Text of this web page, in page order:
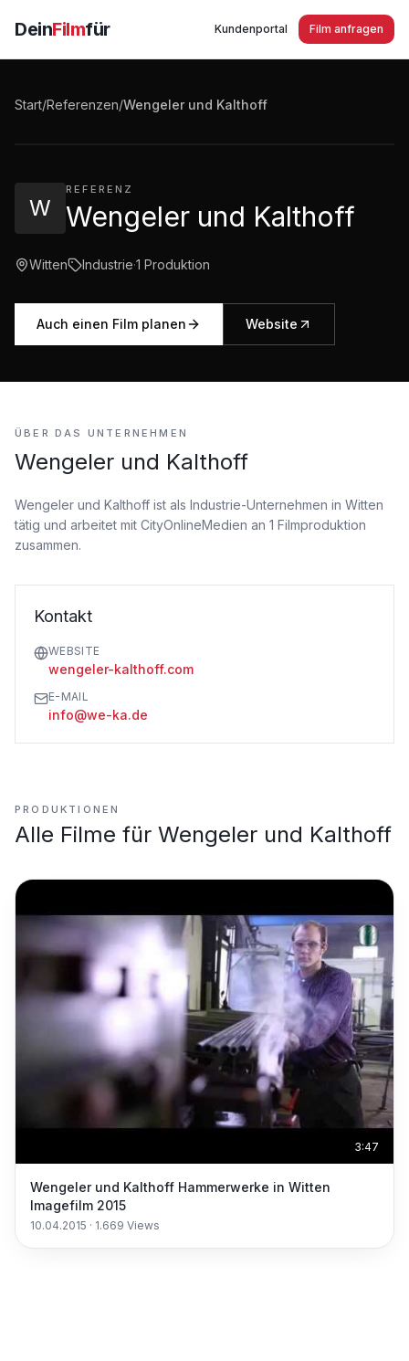
DeinFilmfür Kundenportal Film anfragen
Start/Referenzen/Wengeler und Kalthoff
W
REFERENZ
Wengeler und Kalthoff
Witten Industrie·1 Produktion
Auch einen Film planen Website
Imagefilm 2015
ÜBER DAS UNTERNEHMEN
Wengeler und Kalthoff
Wengeler und Kalthoff ist als Industrie-Unternehmen in Witten
tätig und arbeitet mit CityOnlineMedien an 1 Filmproduktion
zusammen.
Kontakt
WEBSITE
wengeler-kalthoff.com
E-MAIL
info@we-ka.de
PRODUKTIONEN
Alle Filme für Wengeler und Kalthoff
3:47
Wengeler und Kalthoff Hammerwerke in Witten
Imagefilm 2015
10.04.2015 · 1.669 Views